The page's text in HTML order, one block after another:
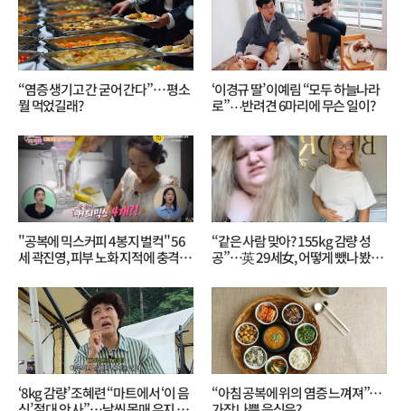
“염증 생기고 간 굳어 간다”… 평소
뭘 먹었길래?
‘이경규 딸’ 이예림 “모두 하늘나라
로”⋯반려견 6마리에 무슨 일이?
"공복에 믹스커피 4봉지 벌컥" 56
세 곽진영, 피부 노화 지적에 충격…
“같은 사람 맞아? 155kg 감량 성
공”…英 29세女, 어떻게 뺐나 봤더
‘8kg 감량’ 조혜련 “마트에서 ‘이 음
“아침 공복에 위의 염증 느껴져”…